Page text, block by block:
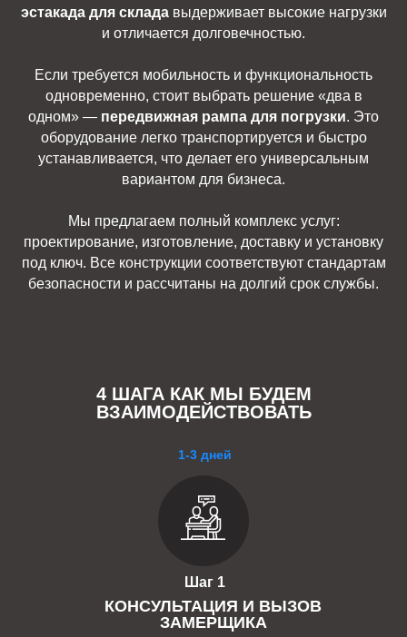
эстакада для складавыдерживает высокие нагрузки
и отличается долговечностью.
Если требуется мобильность и функциональность
одновременно, стоит выбрать решение «два в
одном» — передвижная рампа для погрузки. Это
оборудование легко транспортируется и быстро
устанавливается, что делает его универсальным
вариантом для бизнеса.
Мы предлагаем полный комплекс услуг:
проектирование, изготовление, доставку и установку
под ключ. Все конструкции соответствуют стандартам
безопасности и рассчитаны на долгий срок службы.
4 ШАГА КАК МЫ БУДЕМ
ВЗАИМОДЕЙСТВОВАТЬ
1-3 дней
Шаг 1
КОНСУЛЬТАЦИЯ И ВЫЗОВ
ЗАМЕРЩИКА